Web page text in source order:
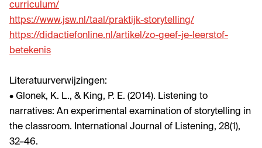
curriculum/
https://www.jsw.nl/taal/praktijk-storytelling/
https://didactiefonline.nl/artikel/zo-geef-je-leerstof-
betekenis
Literatuurverwijzingen:
• Glonek, K. L., & King, P. E. (2014). Listening to
narratives: An experimental examination of storytelling in
the classroom. International Journal of Listening, 28(1),
32–46.